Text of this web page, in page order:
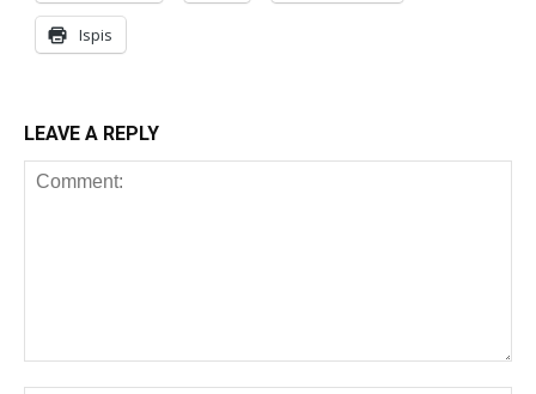
Ispis
LEAVE A REPLY